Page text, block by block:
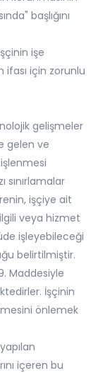
başlığını
işe
ifası için zorunlu
gelişmeler
gelen ve
sınırlamalar
işçiye ait
veya hizmet
işleyebileceği
belirtilmiştir.
Maddesiyle
İşçinin
önlemek
içeren bu